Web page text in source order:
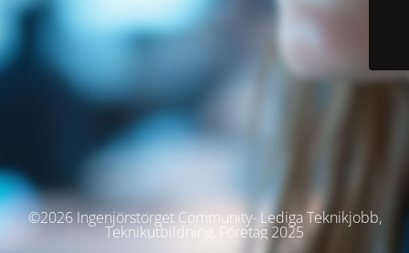
©2026 Ingenjörstorget Community- Lediga Teknikjobb,
Teknikutbildning, Företag 2025